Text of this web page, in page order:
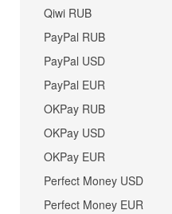
Qiwi RUB
PayPal RUB
PayPal USD
PayPal EUR
OKPay RUB
OKPay USD
OKPay EUR
Perfect Money USD
Perfect Money EUR